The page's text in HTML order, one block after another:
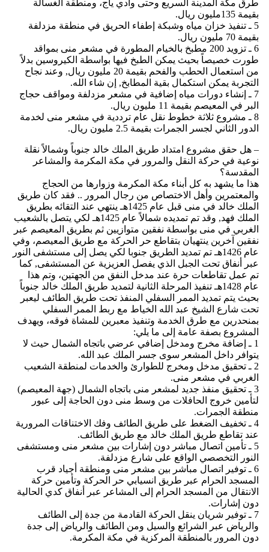
طرق مكة المدينة السريع وحتى وادي ياج، ومنطقة الغسالة
بقيمة 135مليون ريال.
5 ـ تنفيذ خزان مياه وشبكة إطفاء الحريق في منطقة مزدلفة
بقيمة 70 مليون ريال.
6 ـ تزويد 200 مطبخ بالخيام المطورة في مشعر منى بمواقد
طورت خصيصاً بحيث يمكن الطبخ فيها بواسطة الكيروسين بدلاً
من استعمال الحطب والفحم بقيمة 20 مليون ريال, وعند نجاح
التجربة يمكن استكمال بقية المطابخ, إن شاء الله.
7 ـ إنشاء دورات مياه إضافية في مشعر مزدلفة ومواقف حجاج
البر في المعيصم بقيمة 11 مليون ريال.
8 ـ مشروع ثلاثة خطوط نقل عام ترددية في مشعر منى لخدمة
الدور الثاني لجسر الجمرات بقيمة 2.5 مليون ريال.
– هل حقق مشروع امتداد طريق الملك خالد جنوباً وشمالاً نقلة
نوعية في حركة النقل والمرور في مكة المكرمة والمشاعر
المقدسة؟
هذا ما يشهد به كل أبناء مكة المكرمة وزوارها من الحجاج
والمعتمرين وأهل الاختصاص من رجال المرور .. فقد كان طريق
الملك خالد في منى قبل عام 1425هـ ينتهي عند التقائه بطريق
الملك فهد, وقد تم تمديده شمالاً عام 1425هـ لكي يتصل بالشعيب
الغربي في منى بواسطة نفقين متوازيين ثم بطريق المعيصم عبر
نفقين آخرين ينتهيان بتقاطع حر الحركة مع طريق المعيصم، وفي
عام 1426هـ تم تمديد الطريق جنوبا لكي يصل إلى مستشفى النور
عبر أنفاق تحت الجبل الذي يفصل العزيزية عن المستشفى, كما
تم عمل تقاطعات حرة عند مدخل النفق من الجهتين، وتم هذا
عام 1428هـ تنفيذ المرحلة الثانية لتمديد طريق الملك خالد جنوباً
بحيث يتم تمديد الممر السفلي المنفذ تحت طريق الطائف ليعبر
تحت شارع الشيخ عبد الله الخياط مع ربط الممر السفلي
بمنحدرين مع طرق الخدمة وتنفيذ معبرين للمشاة فوقه، ويهدف
المشروع بصفة عامة إلى ما يلي:
1 ـ إضافة مخرج ومدخل إضافي عرضي باتجاه الشمال حيث لا
يتوافر داخل المشعر سوى جسر الملك عبد الله.
2 ـ تحقيق مدخل ومخرج للطوارئ والخدمات لمنطقة الشعيب
الغربي في مشعر منى.
3 ـ تحقيق منفذ جديد لمشعر منى باتجاه الشمال (جهة المعيصم)
لتأمين خروج الحافلات من وسط منى دون الحاجة إلى عبور
منطقة الجمرات.
4 ـ تخفيف الضغط على طريق الطائف وفك الاختناقات المرورية
عند تقاطع طريق الملك خالد مع طريق الطائف.
5 ـ تأمين اتصال مباشر دون إشارات بين مشعر منى ومستشفى
النور التخصصي الواقع على شارع مزدلفة.
6 ـ توفير اتصال مباشر بين مشعر منى ومنطقة أجياد قرب
المسجد الحرام عبر طريق انسيابي حر الحركة وتأمين حركة
الانتقال من المسجد الحرام إلى المشاعر عبر أنفاق كدي الحالية
دون إشارات.
7 ـ توفير شريان ينقل الحركة القادمة من جدة إلى الطائف
والرياض عبر الشرائع والسيل ومن الطائف والرياض إلى جدة
دون المرور بالمنطقة المركزية في مكة المكرمة.